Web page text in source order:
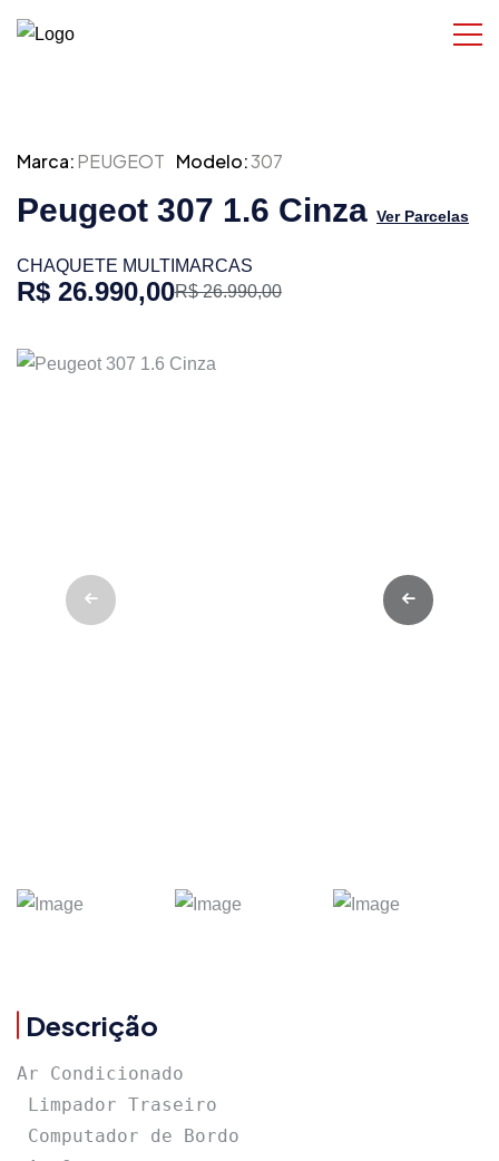
Marca:PEUGEOT Modelo:307
Peugeot 307 1.6 Cinza Ver Parcelas
CHAQUETE MULTIMARCAS
R$ 26.990,00R$ 26.990,00
Descrição
Ar Condicionado